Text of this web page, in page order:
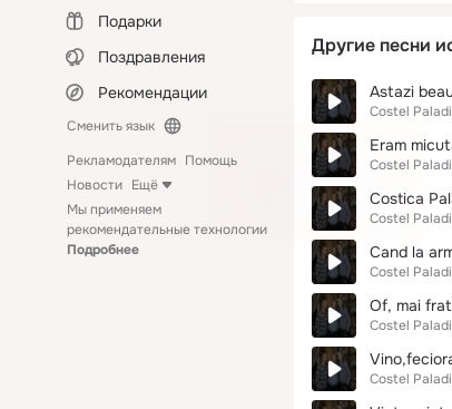
Подарки
Поздравления
Рекомендации
Сменить язык
Рекламодателям Помощь
Новости Ещё
Мы применяем
рекомендательные технологии
Подробнее
Другие песни
Astazi
Costel Paladi
Eram
Costel Paladi
Costica
Costel Paladi
Cand la
Costel Paladi
Of, mai
Costel Paladi
Costel Paladi